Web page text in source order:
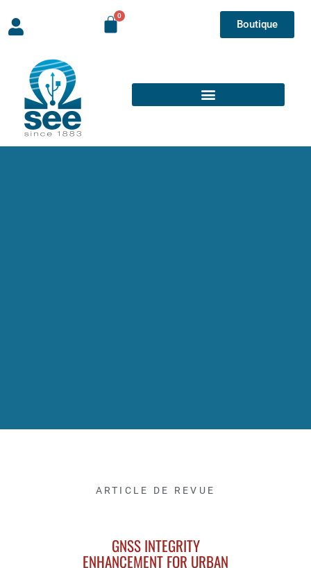
Boutique
ARTICLE DE REVUE
GNSS INTEGRITY
ENHANCEMENT FOR URBAN